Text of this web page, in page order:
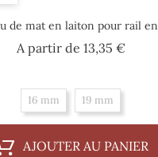
de mat en laiton pour rail
A partir de 13,35 €Prix
16 mm 19 mm
AJOUTER AU PANIER